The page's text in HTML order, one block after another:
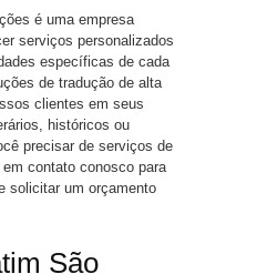
é uma empresa
serviços personalizados
específicas de cada
de tradução de alta
clientes em seus
históricos ou
precisar de serviços de
contato conosco para
solicitar um orçamento
São